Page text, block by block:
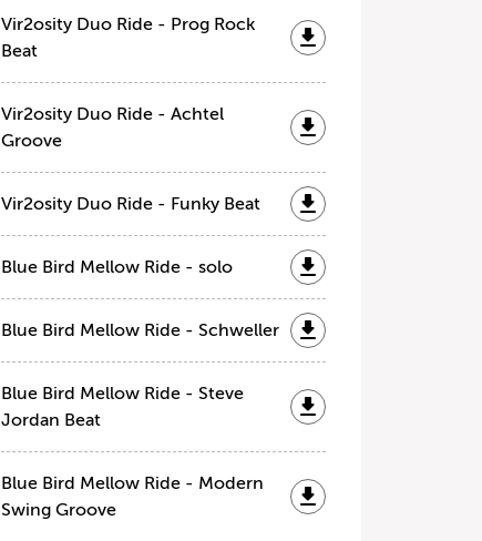
Vir2osity Duo Ride - Prog Rock
Beat
Vir2osity Duo Ride - Achtel
Groove
Vir2osity Duo Ride - Funky Beat
Blue Bird Mellow Ride - solo
Blue Bird Mellow Ride - Schweller
Blue Bird Mellow Ride - Steve
Jordan Beat
Blue Bird Mellow Ride - Modern
Swing Groove